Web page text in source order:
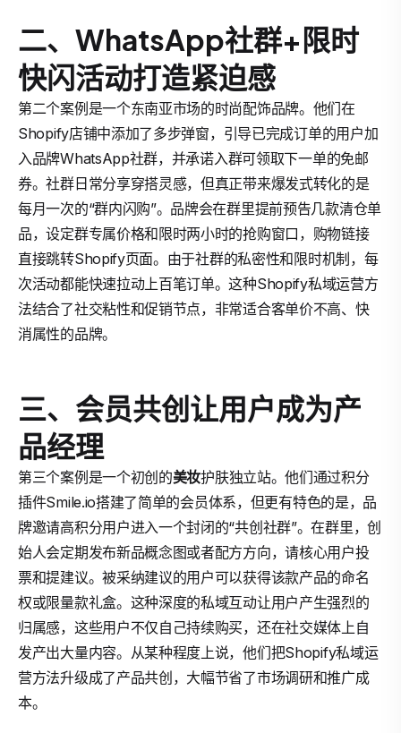
二、WhatsApp社群+限时
快闪活动打造紧迫感
第二个案例是一个东南亚市场的时尚配饰品牌。他们在
Shopify店铺中添加了多步弹窗，引导已完成订单的用户加
入品牌WhatsApp社群，并承诺入群可领取下一单的免邮
券。社群日常分享穿搭灵感，但真正带来爆发式转化的是
每月一次的“群内闪购”。品牌会在群里提前预告几款清仓单
品，设定群专属价格和限时两小时的抢购窗口，购物链接
直接跳转Shopify页面。由于社群的私密性和限时机制，每
次活动都能快速拉动上百笔订单。这种Shopify私域运营方
法结合了社交粘性和促销节点，非常适合客单价不高、快
消属性的品牌。
三、会员共创让用户成为产
品经理
第三个案例是一个初创的美妆护肤独立站。他们通过积分
插件Smile.io搭建了简单的会员体系，但更有特色的是，品
牌邀请高积分用户进入一个封闭的“共创社群”。在群里，创
始人会定期发布新品概念图或者配方方向，请核心用户投
票和提建议。被采纳建议的用户可以获得该款产品的命名
权或限量款礼盒。这种深度的私域互动让用户产生强烈的
归属感，这些用户不仅自己持续购买，还在社交媒体上自
发产出大量内容。从某种程度上说，他们把Shopify私域运
营方法升级成了产品共创，大幅节省了市场调研和推广成
本。